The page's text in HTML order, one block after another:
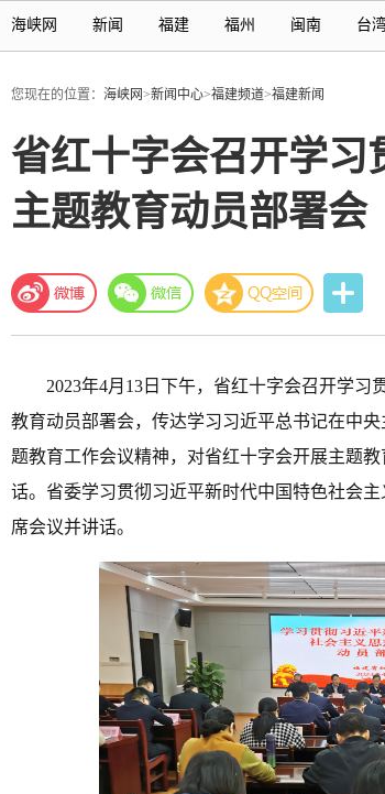
海峡网 新闻 福建 福州 闽南 台
您现在的位置： 海峡网>新闻中心>福建频道>福建新闻
省红十字会召开学习
主题教育动员部署会
2023年4月13日下午，省红十字会召开学
教育动员部署会，传达学习习近平总书记在中
题教育工作会议精神，对省红十字会开展主题
话。省委学习贯彻习近平新时代中国特色社会
席会议并讲话。